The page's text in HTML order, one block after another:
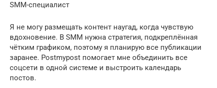
SMM-специалист
Я не могу размещать контент наугад, когда чувствую
вдохновение. В SMM нужна стратегия, подкреплённая
чётким графиком, поэтому я планирую все публикации
заранее. Postmypost помогает мне объединить все
соцсети в одной системе и выстроить календарь
постов.